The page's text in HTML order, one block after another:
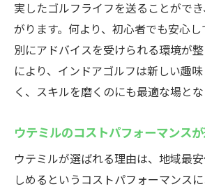
実したゴルフライフを送ることがで
がります。何より、初心者でも安心
別にアドバイスを受けられる環境が
により、インドアゴルフは新しい趣
く、スキルを磨くのにも最適な場とな
ウテミルのコストパフォーマンス
ウテミルが選ばれる理由は、地域最
しめるというコストパフォーマンス